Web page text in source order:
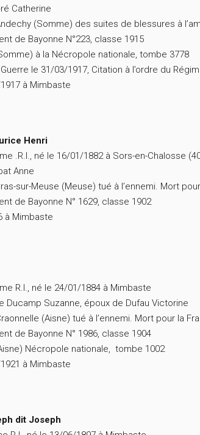
Catherine
(Somme) des suites de blessures à
de Bayonne N°223, classe 1915
à la Nécropole nationale, tombe 3778
le 31/03/1917, Citation à l’ordre du
à Mimbaste
Henri
.R.I., né le 16/01/1882 à Sors-en-Chalosse
Anne
sur-Meuse (Meuse) tué à l’ennemi. Mort
de Bayonne N° 1629, classe 1902
à Mimbaste
R.I., né le 24/01/1884 à Mimbaste
Ducamp Suzanne, époux de Dufau Victorine
(Aisne) tué à l’ennemi. Mort pour la
de Bayonne N° 1986, classe 1904
Nécropole nationale, tombe 1002
à Mimbaste
dit Joseph